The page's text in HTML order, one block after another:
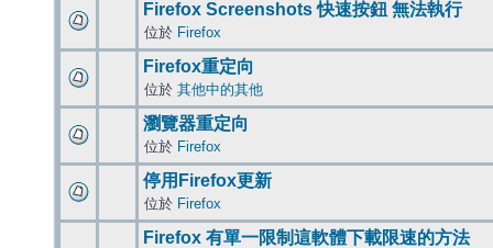
Firefox Screenshots 快速按鈕 無法執行
位於 Firefox
Firefox重定向
位於 其他中的其他
瀏覽器重定向
位於 Firefox
停用Firefox更新
位於 Firefox
Firefox 有單一限制這軟體下載限速的方法